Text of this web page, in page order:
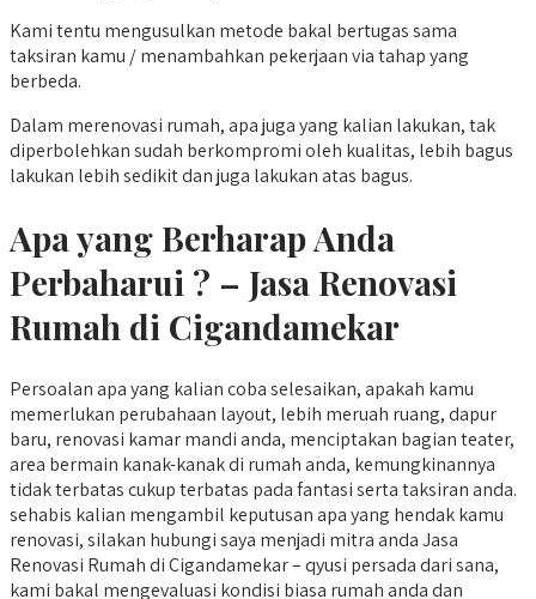
Kami tentu mengusulkan metode bakal bertugas sama
taksiran kamu / menambahkan pekerjaan via tahap yang
berbeda.
Dalam merenovasi rumah, apa juga yang kalian lakukan, tak
diperbolehkan sudah berkompromi oleh kualitas, lebih bagus
lakukan lebih sedikit dan juga lakukan atas bagus.
Apa yang Berharap Anda
Perbaharui ? – Jasa Renovasi
Rumah di Cigandamekar
Persoalan apa yang kalian coba selesaikan, apakah kamu
memerlukan perubahaan layout, lebih meruah ruang, dapur
baru, renovasi kamar mandi anda, menciptakan bagian teater,
area bermain kanak-kanak di rumah anda, kemungkinannya
tidak terbatas cukup terbatas pada fantasi serta taksiran anda.
sehabis kalian mengambil keputusan apa yang hendak kamu
renovasi, silakan hubungi saya menjadi mitra anda Jasa
Renovasi Rumah di Cigandamekar – qyusi persada dari sana,
kami bakal mengevaluasi kondisi biasa rumah anda dan